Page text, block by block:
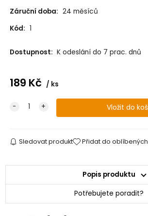
Záruční doba: 24 měsíců
Kód: 1
Dostupnost: K odeslání do 7 prac. dnů
189 Kč ks
Sledovat produkt Přidat do oblíbených
Popis produktu
Potřebujete poradit?